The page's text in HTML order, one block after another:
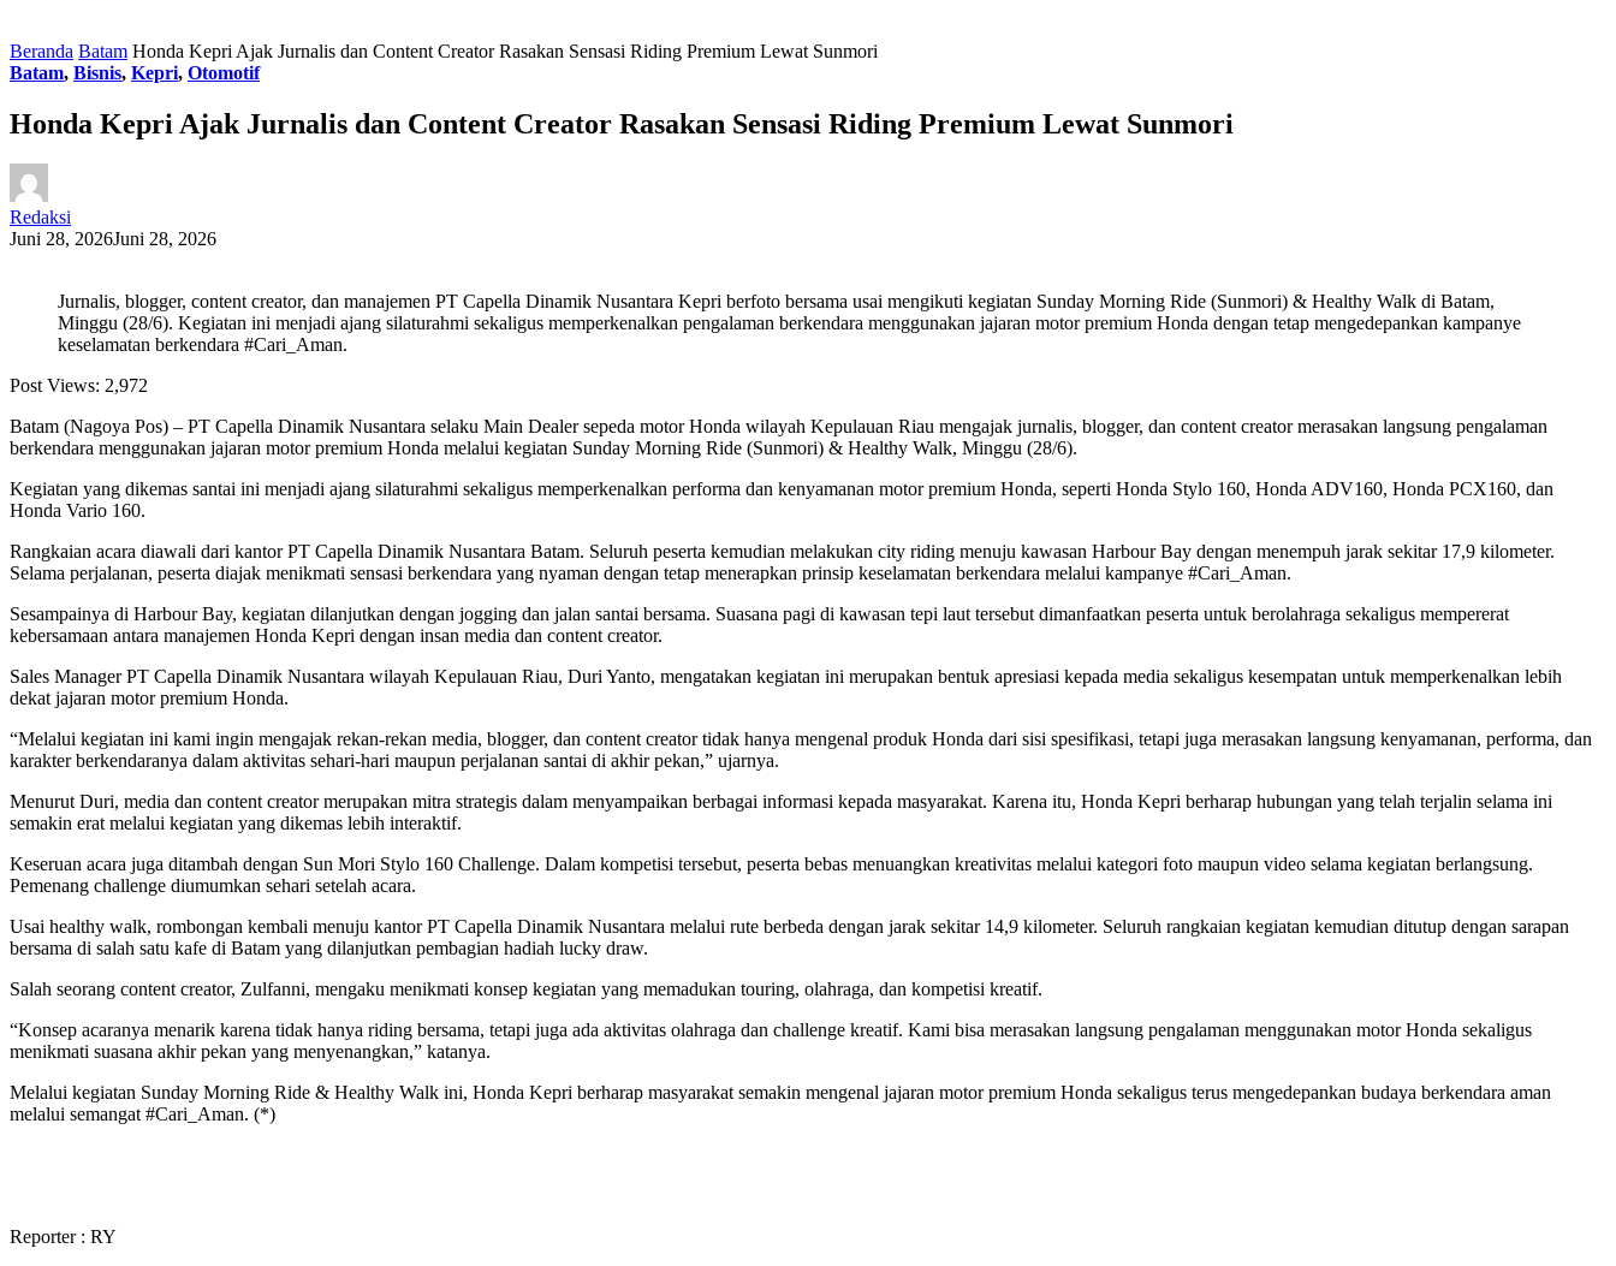
Beranda Batam Honda Kepri Ajak Jurnalis dan Content Creator Rasakan Sensasi Riding Premium Lewat Sunmori
Batam, Bisnis, Kepri, Otomotif
Honda Kepri Ajak Jurnalis dan Content Creator Rasakan Sensasi Riding Premium Lewat Sunmori
Redaksi
Juni 28, 2026Juni 28, 2026
Jurnalis, blogger, content creator, dan manajemen PT Capella Dinamik Nusantara Kepri berfoto bersama usai mengikuti kegiatan Sunday Morning Ride (Sunmori) & Healthy Walk di Batam,
Minggu (28/6). Kegiatan ini menjadi ajang silaturahmi sekaligus memperkenalkan pengalaman berkendara menggunakan jajaran motor premium Honda dengan tetap mengedepankan kampanye
keselamatan berkendara #Cari_Aman.
Post Views: 2,972
Batam (Nagoya Pos) – PT Capella Dinamik Nusantara selaku Main Dealer sepeda motor Honda wilayah Kepulauan Riau mengajak jurnalis, blogger, dan content creator merasakan langsung pengalaman
berkendara menggunakan jajaran motor premium Honda melalui kegiatan Sunday Morning Ride (Sunmori) & Healthy Walk, Minggu (28/6).
Kegiatan yang dikemas santai ini menjadi ajang silaturahmi sekaligus memperkenalkan performa dan kenyamanan motor premium Honda, seperti Honda Stylo 160, Honda ADV160, Honda PCX160, dan
Honda Vario 160.
Rangkaian acara diawali dari kantor PT Capella Dinamik Nusantara Batam. Seluruh peserta kemudian melakukan city riding menuju kawasan Harbour Bay dengan menempuh jarak sekitar 17,9 kilometer.
Selama perjalanan, peserta diajak menikmati sensasi berkendara yang nyaman dengan tetap menerapkan prinsip keselamatan berkendara melalui kampanye #Cari_Aman.
Sesampainya di Harbour Bay, kegiatan dilanjutkan dengan jogging dan jalan santai bersama. Suasana pagi di kawasan tepi laut tersebut dimanfaatkan peserta untuk berolahraga sekaligus mempererat
kebersamaan antara manajemen Honda Kepri dengan insan media dan content creator.
Sales Manager PT Capella Dinamik Nusantara wilayah Kepulauan Riau, Duri Yanto, mengatakan kegiatan ini merupakan bentuk apresiasi kepada media sekaligus kesempatan untuk memperkenalkan lebih
dekat jajaran motor premium Honda.
“Melalui kegiatan ini kami ingin mengajak rekan-rekan media, blogger, dan content creator tidak hanya mengenal produk Honda dari sisi spesifikasi, tetapi juga merasakan langsung kenyamanan, performa, dan
karakter berkendaranya dalam aktivitas sehari-hari maupun perjalanan santai di akhir pekan,” ujarnya.
Menurut Duri, media dan content creator merupakan mitra strategis dalam menyampaikan berbagai informasi kepada masyarakat. Karena itu, Honda Kepri berharap hubungan yang telah terjalin selama ini
semakin erat melalui kegiatan yang dikemas lebih interaktif.
Keseruan acara juga ditambah dengan Sun Mori Stylo 160 Challenge. Dalam kompetisi tersebut, peserta bebas menuangkan kreativitas melalui kategori foto maupun video selama kegiatan berlangsung.
Pemenang challenge diumumkan sehari setelah acara.
Usai healthy walk, rombongan kembali menuju kantor PT Capella Dinamik Nusantara melalui rute berbeda dengan jarak sekitar 14,9 kilometer. Seluruh rangkaian kegiatan kemudian ditutup dengan sarapan
bersama di salah satu kafe di Batam yang dilanjutkan pembagian hadiah lucky draw.
Salah seorang content creator, Zulfanni, mengaku menikmati konsep kegiatan yang memadukan touring, olahraga, dan kompetisi kreatif.
“Konsep acaranya menarik karena tidak hanya riding bersama, tetapi juga ada aktivitas olahraga dan challenge kreatif. Kami bisa merasakan langsung pengalaman menggunakan motor Honda sekaligus
menikmati suasana akhir pekan yang menyenangkan,” katanya.
Melalui kegiatan Sunday Morning Ride & Healthy Walk ini, Honda Kepri berharap masyarakat semakin mengenal jajaran motor premium Honda sekaligus terus mengedepankan budaya berkendara aman
melalui semangat #Cari_Aman. (*)
Reporter : RY